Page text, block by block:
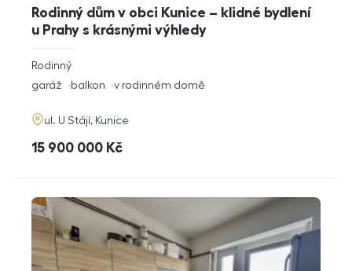
Rodinný dům v obci Kunice – klidné bydlení
u Prahy s krásnými výhledy
rozměry
dispozice
Rodinný
funkce
garáž balkon v rodinném domě
adresa
ul. U Stájí, Kunice
cena
15 900 000 Kč